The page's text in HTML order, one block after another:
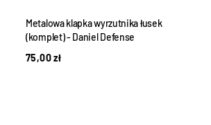
Metalowa klapka wyrzutnika łusek
(komplet) - Daniel Defense
75,00zł